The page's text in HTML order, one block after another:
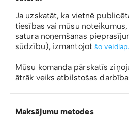
Ja uzskatāt, ka vietnē
tiesības vai mūsu
satura noņemšanas
sūdzību), izmantojotšo
Mūsu komanda pārskatīs
ātrāk veiks atbilstošas
Maksājumu metodes